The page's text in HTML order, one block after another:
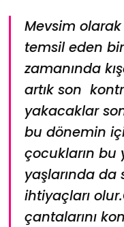
Mevsim
temsil eden
zamanında
artık son
yakacaklar
bu dönemin
çocukların
yaşlarında
ihtiyaçları
çantalarını